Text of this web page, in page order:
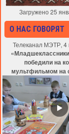
Загружено 25
О НАС ГОВОРЯТ
Телеканал МЭТР, 4
победили на
мультфильмом на